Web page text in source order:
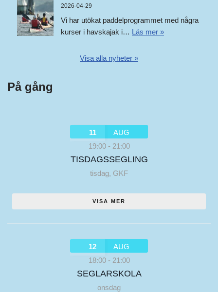
2026-04-29
Vi har utökat paddelprogrammet med några
kurser i havskajak i… Läs mer »
Visa alla nyheter »
På gång
11
AUG
19:00- 21:00
TISDAGSSEGLING
tisdag, GKF
VISA MER
12
AUG
18:00- 21:00
SEGLARSKOLA
onsdag